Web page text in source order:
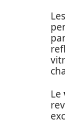
Le